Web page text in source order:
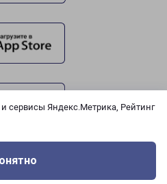
сервисы Яндекс.Метрика, Рейтинг